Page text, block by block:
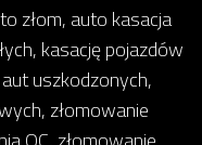
złom, auto kasacja
kasację pojazdów
uszkodzonych,
złomowanie